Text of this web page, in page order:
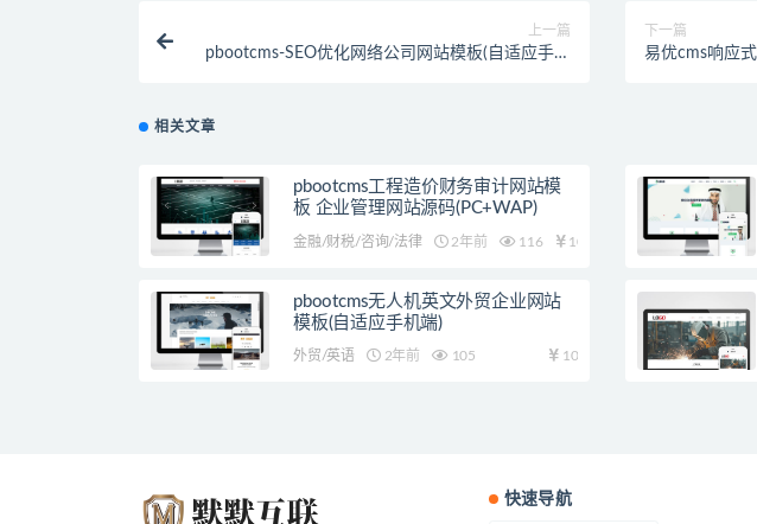
上一篇
pbootcms-SEO优化网络公司网站模板(自适应手机
下一篇
易优cms响应
相关文章
pbootcms工程造价财务审计网站模
板 企业管理网站源码(PC+WAP)
金融/财税/咨询/法律 2年前 116 10
pbootcms无人机英文外贸企业网站
模板(自适应手机端)
外贸/英语 2年前 105 10
快速导航